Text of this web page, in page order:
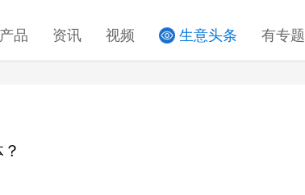
产品 资讯 视频 生意头条 有专题